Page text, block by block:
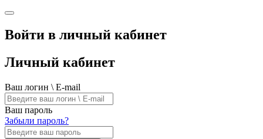
Войти в личный кабинет
Личный кабинет
Ваш логин \ E-mail
Ваш пароль
Забыли пароль?